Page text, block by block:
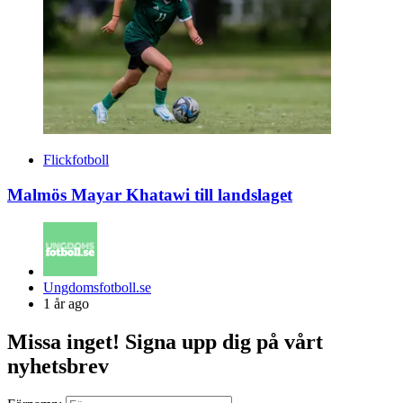
Flickfotboll
Malmös Mayar Khatawi till landslaget
Posted
by
Ungdomsfotboll.se
1 år ago
Missa inget! Signa upp dig på vårt
nyhetsbrev